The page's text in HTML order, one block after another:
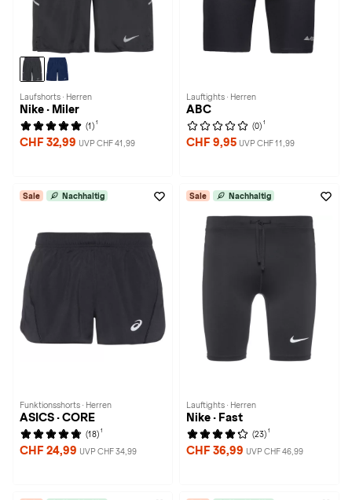
Laufshorts · Herren
Nike · Miler
(1) 1
CHF 32,99 UVP CHF 41,99
Lauftights · Herren
ABC
(0) 1
CHF 9,95 UVP CHF 11,99
Sale Nachhaltig
Funktionsshorts · Herren
ASICS · CORE
(18) 1
CHF 24,99 UVP CHF 34,99
Sale Nachhaltig
Lauftights · Herren
Nike · Fast
(23) 1
CHF 36,99 UVP CHF 46,99